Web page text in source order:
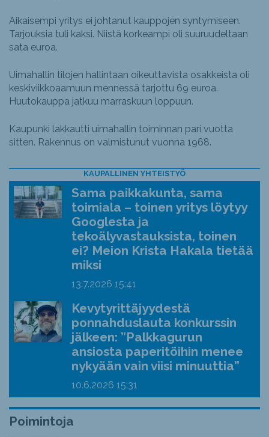
Aikaisempi yritys ei johtanut kauppojen syntymiseen.
Tarjouksia tuli kaksi. Niistä korkeampi oli suuruudeltaan
sata euroa.
Uimahallin tilojen hallintaan oikeuttavista osakkeista oli
keskiviikkoaamuun mennessä tarjottu 69 euroa.
Huutokauppa jatkuu marraskuun loppuun.
Kaupunki lakkautti uimahallin toiminnan pari vuotta
sitten. Rakennus on valmistunut vuonna 1968.
KAUPALLINEN YHTEISTYÖ
Sama paikkakunta, sama
toimiala – toinen yritys löytyy
Googlesta ja
tekoälyvastauksista, toinen
ei? Meion Krista Hakala tietää
miksi
13.7.2026 15:41
Kevytyrittäjyydestä
ponnahduslauta konkurssin
jälkeen: ”Palkkagurun
ansiosta paperitöihin menee
nykyään vain viisi minuuttia”
10.6.2026 15:31
Poimintoja